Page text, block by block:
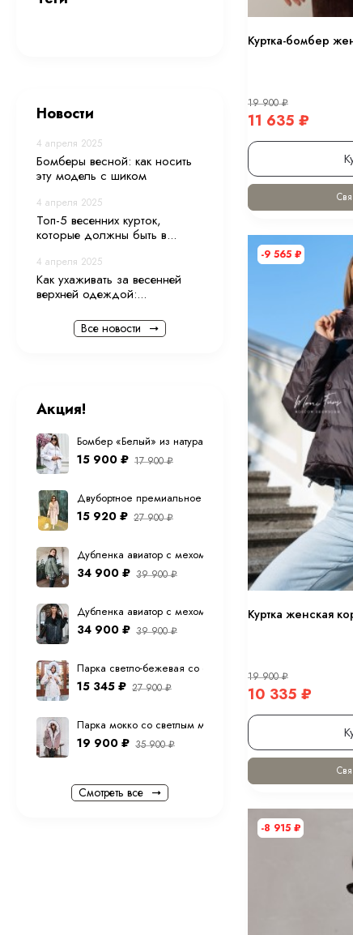
Куртка-бомбер
19 900₽
11 635 ₽
-9 565 ₽
Куртка женская
19 900₽
10 335 ₽
-8 915 ₽
Новости
4 апреля 2025
Бомберы весной: как носить
эту модель с шиком
4 апреля 2025
Топ-5 весенних курток,
которые должны быть в...
4 апреля 2025
Как ухаживать за весенней
верхней одеждой:...
Все новости
Акция!
Бомбер «Белый» из натуральной овечьей шерсти
15 900 ₽ 17 900₽
Двубортное премиальное (шерсть ламы) пальто "экрю"
15 920 ₽ 27 900₽
Дубленка авиатор с мехом тоскана из натуральной
34 900 ₽ 39 900₽
Дубленка авиатор с мехом тоскана из натуральной
34 900 ₽ 39 900₽
Парка светло-бежевая со светлым мехом песца с
15 345 ₽ 27 900₽
Парка мокко со светлым мехом песца с капюшоном 70
19 900 ₽ 35 900₽
Смотреть все